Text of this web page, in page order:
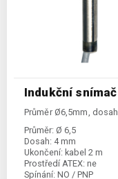
Indukční
Průměr Ø6,5mm,
Průměr: Ø 6,5
Dosah: 4 mm
Ukončení: kabel 2 m
Prostředí ATEX: ne
Spínání: NO / PNP